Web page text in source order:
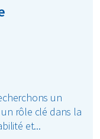
un
rôle clé dans la
et...